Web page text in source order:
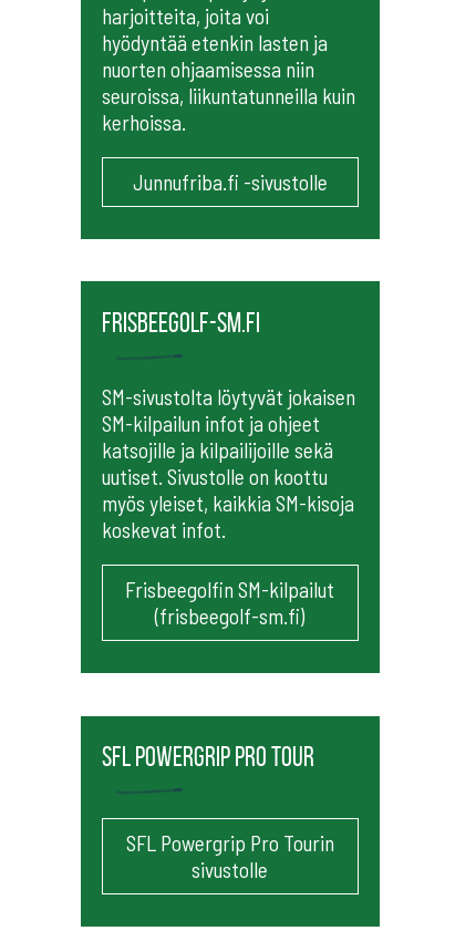
harjoitteita, joita voi
hyödyntää etenkin lasten ja
nuorten ohjaamisessa niin
seuroissa, liikuntatunneilla kuin
kerhoissa.
Junnufriba.fi -sivustolle
frisbeegolf-sm.fi
SM-sivustolta löytyvät jokaisen
SM-kilpailun infot ja ohjeet
katsojille ja kilpailijoille sekä
uutiset. Sivustolle on koottu
myös yleiset, kaikkia SM-kisoja
koskevat infot.
Frisbeegolfin SM-kilpailut
(frisbeegolf-sm.fi)
SFL Powergrip Pro Tour
SFL Powergrip Pro Tourin
sivustolle